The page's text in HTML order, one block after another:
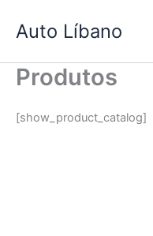
para
conteúdo
Auto Líbano
Produtos
[show_product_catalog]